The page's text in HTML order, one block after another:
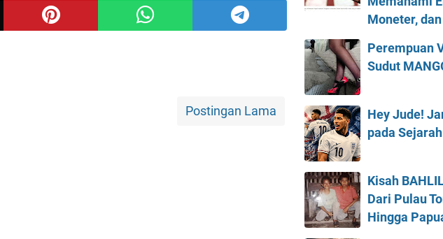
Postingan Lama
Moneter,
Perempuan
Sudut
Hey Jude!
pada Sejarah
Kisah
Dari Pulau
Hingga